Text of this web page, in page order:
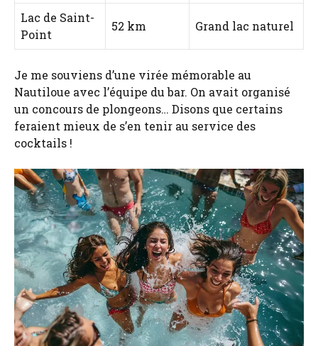
Lac de Saint-
Point
52 km Grand lac naturel
Je me souviens d’une virée mémorable au
Nautiloue avec l’équipe du bar. On avait organisé
un concours de plongeons… Disons que certains
feraient mieux de s’en tenir au service des
cocktails !